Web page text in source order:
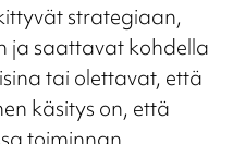
strategiaan,
ja saattavat kohdella
tai olettavat, että
käsitys on, että
toiminnan